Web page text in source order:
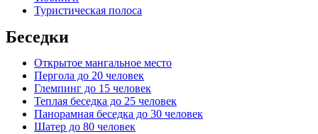
Туристическая полоса
Беседки
Открытое мангальное место
Пергола до 20 человек
Глемпинг до 15 человек
Теплая беседка до 25 человек
Панорамная беседка до 30 человек
Шатер до 80 человек